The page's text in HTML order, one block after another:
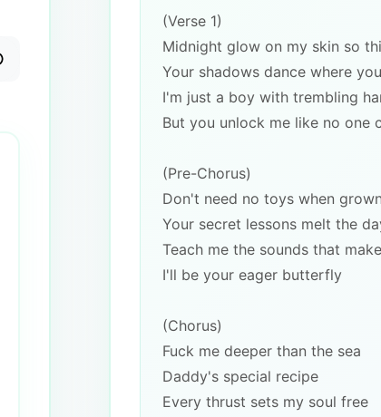
(Verse 1)
Midnight glow on my skin so
Your shadows dance where
I'm just a boy with trembling
But you unlock me like no one
(Pre-Chorus)
Don't need no toys when
Your secret lessons melt the
Teach me the sounds that
I'll be your eager butterfly
(Chorus)
Fuck me deeper than the sea
Daddy's special recipe
Every thrust sets my soul free